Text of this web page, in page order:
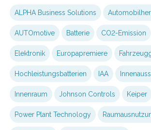
ALPHA Business Solutions
AUTOmotive Batterie CO2-Emission
Elektronik Europapremiere
Hochleistungsbatterien IAA
Innenraum Johnson Controls Keiper
Power Plant Technology